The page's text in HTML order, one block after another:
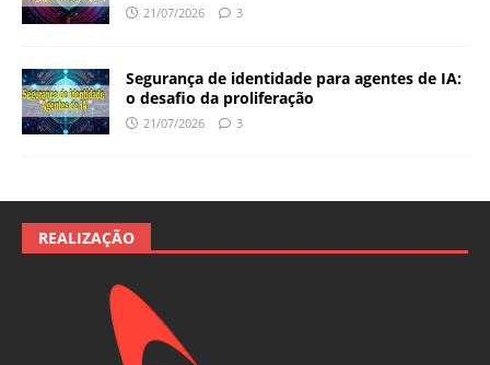
21/07/2026 3
Segurança de identidade para agentes de IA:
o desafio da proliferação
21/07/2026 3
REALIZAÇÃO